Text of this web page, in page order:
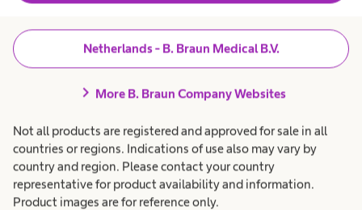
Netherlands - B. Braun Medical B.V.
chevron_right More B. Braun Company Websites
Not all products are registered and approved for sale in all
countries or regions. Indications of use also may vary by
country and region. Please contact your country
representative for product availability and information.
Product images are for reference only.
"Een goede relatie met de leverancier